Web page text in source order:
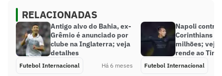
RELACIONADAS
Antigo alvo do Bahia, ex-
Grêmio é anunciado por
clube na Inglaterra; veja
detalhes
Futebol Internacional Há 6 meses
Napoli
Corinthians
milhões; veja
rende ao
Futebol Internacional